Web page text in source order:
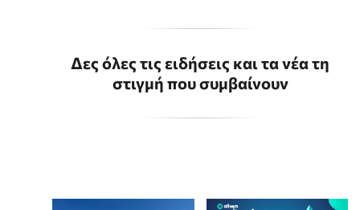
Δες όλες τις ειδήσεις και τα νέα τη
στιγμή που συμβαίνουν